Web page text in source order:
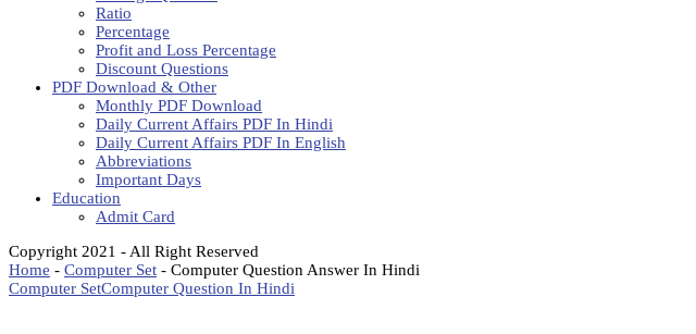
Ratio
Percentage
Profit and Loss Percentage
Discount Questions
PDF Download & Other
Monthly PDF Download
Daily Current Affairs PDF In Hindi
Daily Current Affairs PDF In English
Abbreviations
Important Days
Education
Admit Card
Copyright 2021 - All Right Reserved
Home - Computer Set - Computer Question Answer In Hindi
Computer SetComputer Question In Hindi